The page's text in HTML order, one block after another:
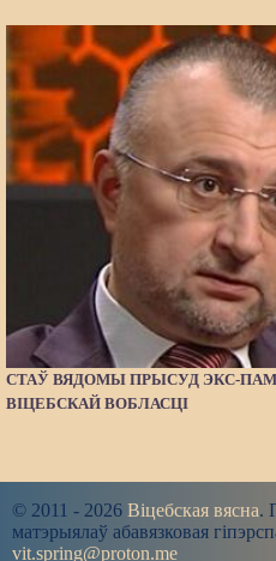
СТАЎ ВЯДОМЫ ПРЫСУД ЭКС-
ВІЦЕБСКАЙ ВОБЛАСЦІ
© 2011 - 2026 Віцебская вясна.
матэрыялаў абавязковая
vit.spring@proton.me